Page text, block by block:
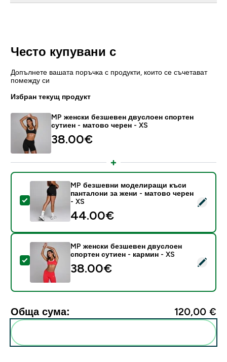
Често купувани с
Допълнете вашата поръчка с продукти, които се съчетават
помежду си
Избран текущ продукт
MP женски безшевен двуслоен спортен
сутиен - матово черен - XS
38.00€‎
Select this product - MP безшевни моделиращи
MP безшевни моделиращи къси
панталони за жени - матово черен
- XS
44.00€‎
Select this product - MP женски безшевен
MP женски безшевен двуслоен
спортен сутиен - кармин - XS
38.00€‎
Обща сума: 120,00 €‎